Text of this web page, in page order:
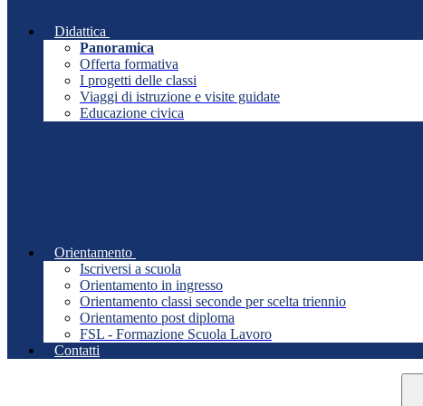
Didattica
Panoramica
Offerta formativa
I progetti delle classi
Viaggi di istruzione e visite guidate
Educazione civica
Orientamento
Iscriversi a scuola
Orientamento in ingresso
Orientamento classi seconde per scelta triennio
Orientamento post diploma
FSL - Formazione Scuola Lavoro
Contatti